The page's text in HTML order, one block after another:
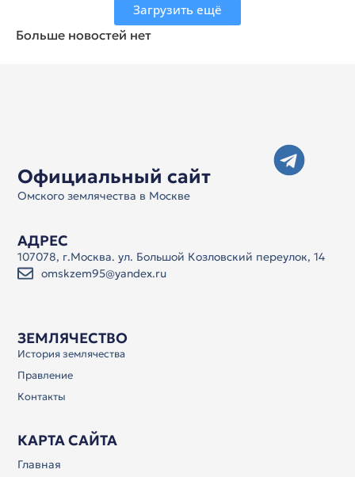
Загрузить ещё
Больше новостей нет
Официальный сайт
Омского землячества в Москве
ЗЕМЛЯЧЕСТВО
История землячества
Правление
Контакты
КАРТА САЙТА
Главная
АДРЕС
107078, г.Москва. ул. Большой Козловский переулок, 14
omskzem95@yandex.ru